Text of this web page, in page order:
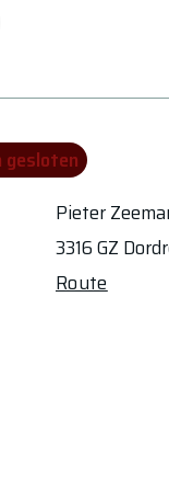
gesloten
Pieter
3316 GZ
Route